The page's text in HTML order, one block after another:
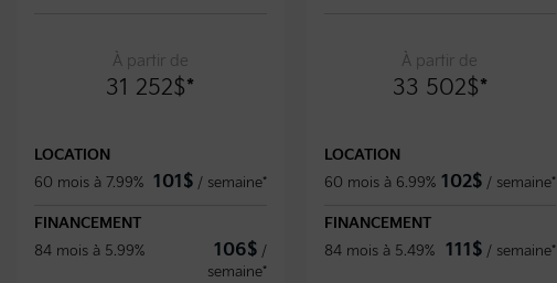
À partir de
31 252$*
LOCATION
60 mois à 7.99% 101$ / semaine*
FINANCEMENT
84 mois à 5.99%
106$ /
semaine*
À partir de
33 502$*
LOCATION
60 mois à 6.99% 102$ / semaine*
FINANCEMENT
84 mois à 5.49%
111$ / semaine*